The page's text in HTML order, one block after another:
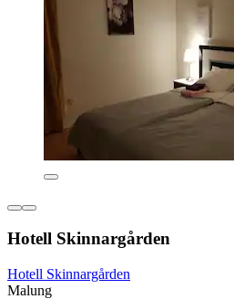
Hotell Skinnargården
Hotell Skinnargården
Malung